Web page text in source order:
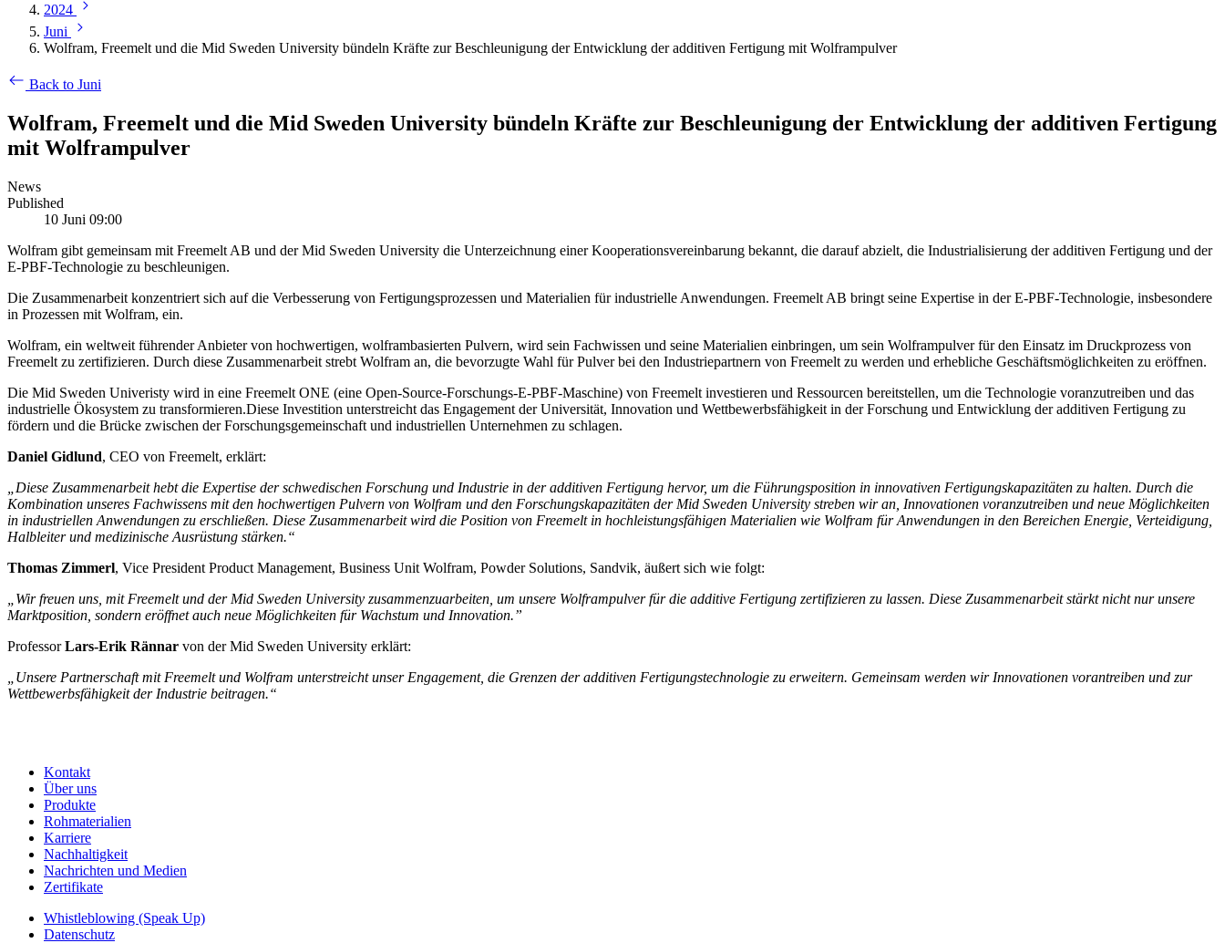
2024
Juni
Wolfram, Freemelt und die Mid Sweden University bündeln Kräfte zur Beschleunigung der Entwicklung der additiven Fertigung mit Wolframpulver
Back to Juni
Wolfram, Freemelt und die Mid Sweden University bündeln Kräfte zur Beschleunigung der Entwicklung der additiven Fertigung
mit Wolframpulver
News
Published
10 Juni 09:00
Wolfram gibt gemeinsam mit Freemelt AB und der Mid Sweden University die Unterzeichnung einer Kooperationsvereinbarung bekannt, die darauf abzielt, die Industrialisierung der additiven Fertigung und der
E-PBF-Technologie zu beschleunigen.
Die Zusammenarbeit konzentriert sich auf die Verbesserung von Fertigungsprozessen und Materialien für industrielle Anwendungen. Freemelt AB bringt seine Expertise in der E-PBF-Technologie, insbesondere
in Prozessen mit Wolfram, ein.
Wolfram, ein weltweit führender Anbieter von hochwertigen, wolframbasierten Pulvern, wird sein Fachwissen und seine Materialien einbringen, um sein Wolframpulver für den Einsatz im Druckprozess von
Freemelt zu zertifizieren. Durch diese Zusammenarbeit strebt Wolfram an, die bevorzugte Wahl für Pulver bei den Industriepartnern von Freemelt zu werden und erhebliche Geschäftsmöglichkeiten zu eröffnen.
Die Mid Sweden Univeristy wird in eine Freemelt ONE (eine Open-Source-Forschungs-E-PBF-Maschine) von Freemelt investieren und Ressourcen bereitstellen, um die Technologie voranzutreiben und das
industrielle Ökosystem zu transformieren.Diese Investition unterstreicht das Engagement der Universität, Innovation und Wettbewerbsfähigkeit in der Forschung und Entwicklung der additiven Fertigung zu
fördern und die Brücke zwischen der Forschungsgemeinschaft und industriellen Unternehmen zu schlagen.
Daniel Gidlund, CEO von Freemelt, erklärt:
„Diese Zusammenarbeit hebt die Expertise der schwedischen Forschung und Industrie in der additiven Fertigung hervor, um die Führungsposition in innovativen Fertigungskapazitäten zu halten. Durch die
Kombination unseres Fachwissens mit den hochwertigen Pulvern von Wolfram und den Forschungskapazitäten der Mid Sweden University streben wir an, Innovationen voranzutreiben und neue Möglichkeiten
in industriellen Anwendungen zu erschließen. Diese Zusammenarbeit wird die Position von Freemelt in hochleistungsfähigen Materialien wie Wolfram für Anwendungen in den Bereichen Energie, Verteidigung,
Halbleiter und medizinische Ausrüstung stärken.“
Thomas Zimmerl, Vice President Product Management, Business Unit Wolfram, Powder Solutions, Sandvik, äußert sich wie folgt:
„Wir freuen uns, mit Freemelt und der Mid Sweden University zusammenzuarbeiten, um unsere Wolframpulver für die additive Fertigung zertifizieren zu lassen. Diese Zusammenarbeit stärkt nicht nur unsere
Marktposition, sondern eröffnet auch neue Möglichkeiten für Wachstum und Innovation.”
ProfessorLars-Erik Rännar von der Mid Sweden University erklärt:
„Unsere Partnerschaft mit Freemelt und Wolfram unterstreicht unser Engagement, die Grenzen der additiven Fertigungstechnologie zu erweitern. Gemeinsam werden wir Innovationen vorantreiben und zur
Wettbewerbsfähigkeit der Industrie beitragen.“
Kontakt
Über uns
Produkte
Rohmaterialien
Karriere
Nachhaltigkeit
Nachrichten und Medien
Zertifikate
Whistleblowing (Speak Up)
Datenschutz